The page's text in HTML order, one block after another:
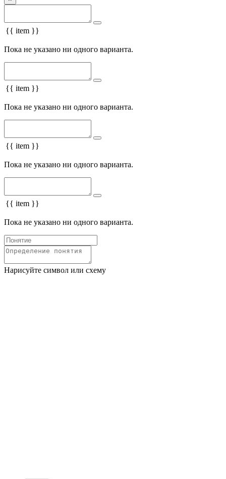
{{ item }}
Пока не указано ни одного варианта.
{{ item }}
Пока не указано ни одного варианта.
{{ item }}
Пока не указано ни одного варианта.
{{ item }}
Пока не указано ни одного варианта.
Нарисуйте символ или схему